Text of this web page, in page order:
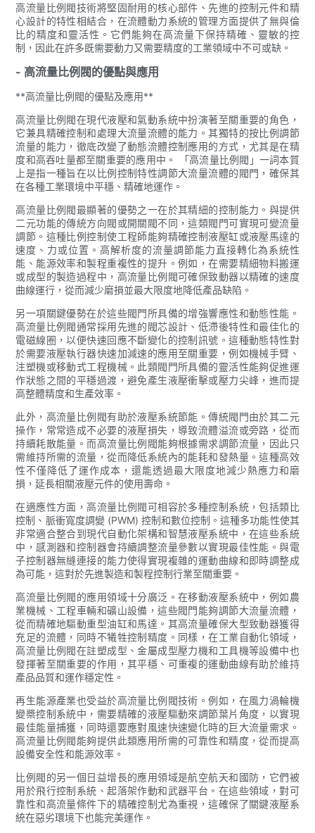
高流量比例閥技術將堅固耐用的核心部件、先進的控制元件和精
心設計的特性相結合，在流體動力系統的管理方面提供了無與倫
比的精度和靈活性。它們能夠在高流量下保持精確、靈敏的控
制，因此在許多既需要動力又需要精度的工業領域中不可或缺。
- 高流量比例閥的優點與應用
**高流量比例閥的優點及應用**
高流量比例閥在現代液壓和氣動系統中扮演著至關重要的角色，
它兼具精確控制和處理大流量流體的能力。其獨特的按比例調節
流量的能力，徹底改變了動態流體控制應用的方式，尤其是在精
度和高吞吐量都至關重要的應用中。 「高流量比例閥」一詞本質
上是指一種旨在以比例控制特性調節大流量流體的閥門，確保其
在各種工業環境中平穩、精確地運作。
高流量比例閥最顯著的優勢之一在於其精細的控制能力。與提供
二元功能的傳統方向閥或開關閥不同，這類閥門可實現可變流量
調節。這種比例控制使工程師能夠精確控制液壓缸或液壓馬達的
速度、力或位置。高解析度的流量調節能力直接轉化為系統性
能、能源效率和製程重複性的提升。例如，在需要精細物料搬運
或成型的製造過程中，高流量比例閥可確保致動器以精確的速度
曲線運行，從而減少磨損並最大限度地降低產品缺陷。
另一項關鍵優勢在於這些閥門所具備的增強響應性和動態性能。
高流量比例閥通常採用先進的閥芯設計、低滯後特性和最佳化的
電磁線圈，以便快速回應不斷變化的控制訊號。這種動態特性對
於需要液壓執行器快速加減速的應用至關重要，例如機械手臂、
注塑機或移動式工程機械。此類閥門所具備的靈活性能夠促進運
作狀態之間的平穩過渡，避免產生液壓衝擊或壓力尖峰，進而提
高整體精度和生產效率。
此外，高流量比例閥有助於液壓系統節能。傳統閥門由於其二元
操作，常常造成不必要的液壓損失，導致流體溢流或旁路，從而
持續耗散能量。而高流量比例閥能夠根據需求調節流量，因此只
需維持所需的流量，從而降低系統內的能耗和發熱量。這種高效
性不僅降低了運作成本，還能透過最大限度地減少熱應力和磨
損，延長相關液壓元件的使用壽命。
在適應性方面，高流量比例閥可相容於多種控制系統，包括類比
控制、脈衝寬度調變 (PWM) 控制和數位控制。這種多功能性使其
非常適合整合到現代自動化架構和智慧液壓系統中，在這些系統
中，感測器和控制器會持續調整流量參數以實現最佳性能。與電
子控制器無縫連接的能力使得實現複雜的運動曲線和即時調整成
為可能，這對於先進製造和製程控制行業至關重要。
高流量比例閥的應用領域十分廣泛。在移動液壓系統中，例如農
業機械、工程車輛和礦山設備，這些閥門能夠調節大流量流體，
從而精確地驅動重型油缸和馬達。其高流量確保大型致動器獲得
充足的流體，同時不犧牲控制精度。同樣，在工業自動化領域，
高流量比例閥在註塑成型、金屬成型壓力機和工具機等設備中也
發揮著至關重要的作用，其平穩、可重複的運動曲線有助於維持
產品品質和運作穩定性。
再生能源產業也受益於高流量比例閥技術。例如，在風力渦輪機
變槳控制系統中，需要精確的液壓驅動來調節葉片角度，以實現
最佳能量捕獲，同時還要應對風速快速變化時的巨大流量需求。
高流量比例閥能夠提供此類應用所需的可靠性和精度，從而提高
設備安全性和能源效率。
比例閥的另一個日益增長的應用領域是航空航天和國防，它們被
用於飛行控制系統、起落架作動和武器平台。在這些領域，對可
靠性和高流量條件下的精確控制尤為重視，這確保了關鍵液壓系
統在惡劣環境下也能完美運作。